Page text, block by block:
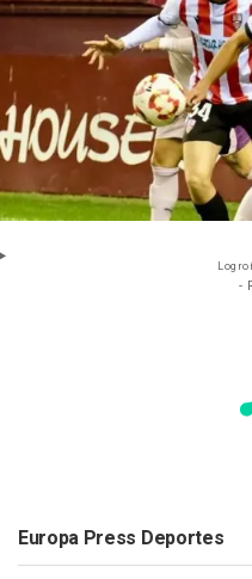
-
Europa Press Deportes